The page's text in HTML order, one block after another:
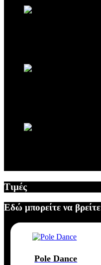
Τιμές
Εδώ μπορείτε να βρείτε
Pole Dance